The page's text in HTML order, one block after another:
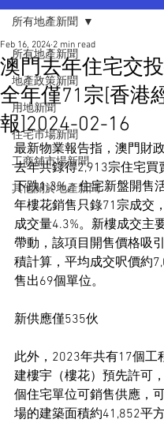
所有地產新聞
地產政策新聞
用地新聞
住宅市場新聞
工商舖市場新聞
其他關於地產新聞
所有地產新聞
澳門去年住宅交
全年僅71宗[香港
報]2024-02-16
Feb 16, 2024 2 min read
最新物業報告指，澳門財
去年共錄得2,913宗住宅買
下跌1.3%。住宅新盤開售
年樓花銷售只錄71宗成交
成交量4.3%。新樓成交主
帶動，該項目開售價格吸
積計算，平均成交呎價約
售出69個單位。
新供應僅535伙
此外，2023年共有17個工
建樓宇（樓花）預先許可
個住宅單位可銷售供應，
場的建築面積約41,852平